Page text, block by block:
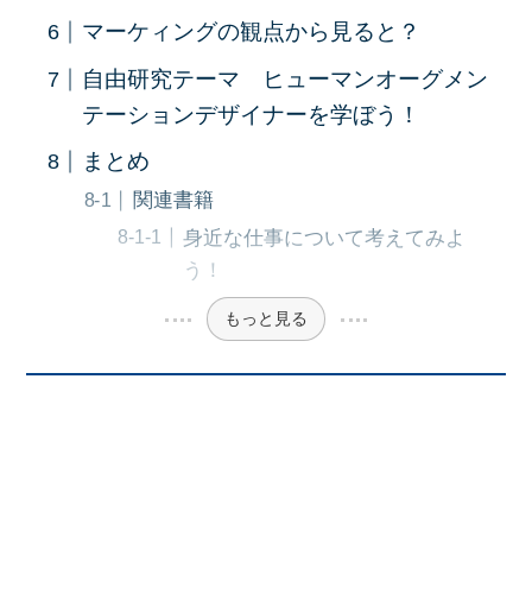
マーケィングの観点から見ると？
自由研究テーマ ヒューマンオーグメン
テーションデザイナーを学ぼう！
まとめ
関連書籍
身近な仕事について考えてみよ
う！
もっと見る